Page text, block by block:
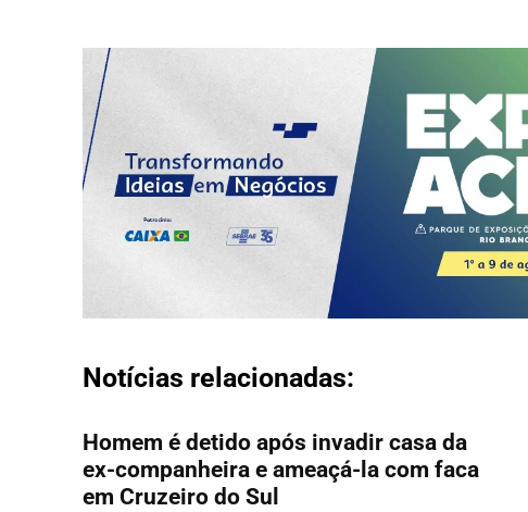
Notícias relacionadas:
Homem é detido após invadir casa da
ex-companheira e ameaçá-la com faca
em Cruzeiro do Sul